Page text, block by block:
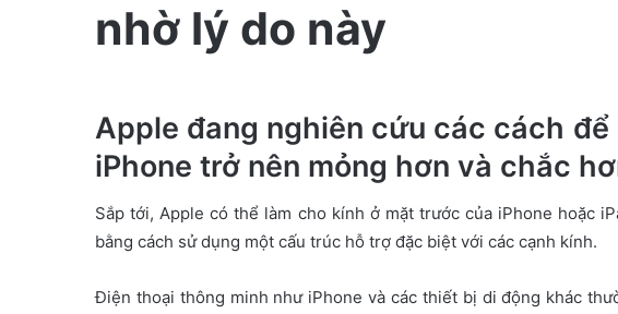
m
a
nhờ lý do này
Apple đang nghiên cứu các cách để
iPhone trở nên mỏng hơn và chắc
Sắp tới, Apple có thể làm cho kính ở mặt trước của iPhone hoặc
bằng cách sử dụng một cấu trúc hỗ trợ đặc biệt với các cạnh kính.
Điện thoại thông minh như iPhone và các thiết bị di động khác